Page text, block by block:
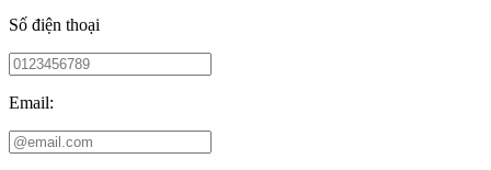
Số điện thoại
Email: